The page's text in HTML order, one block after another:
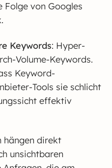
Folge von Googles
Keywords: Hyper-
Volume-Keywords.
Keyword-
Tools sie schlicht
effektiv
hängen direkt
unsichtbaren